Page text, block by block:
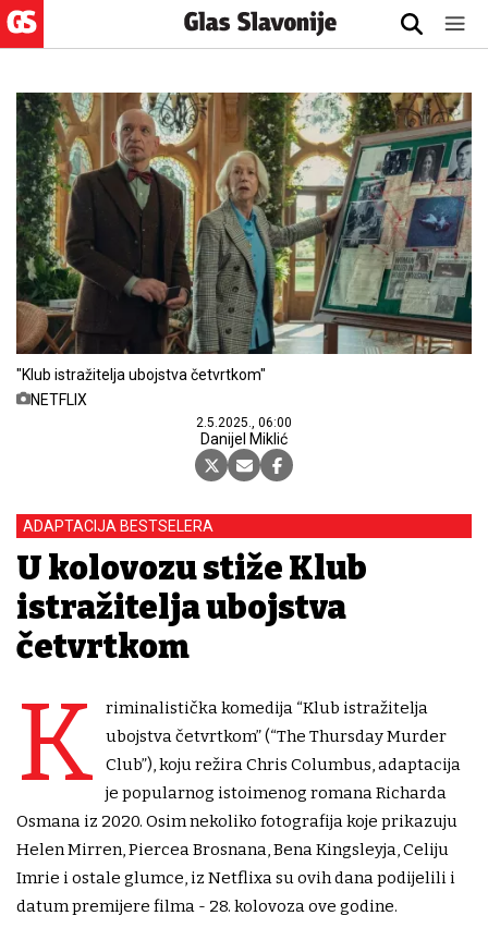
"Klub istražitelja ubojstva četvrtkom"
NETFLIX
2.5.2025., 06:00
Danijel Miklić
ADAPTACIJA BESTSELERA
U kolovozu stiže Klub
istražitelja ubojstva
četvrtkom
K
riminalistička komedija “Klub istražitelja
ubojstva četvrtkom” (“The Thursday Murder
Club”), koju režira Chris Columbus, adaptacija
je popularnog istoimenog romana Richarda
Osmana iz 2020. Osim nekoliko fotografija koje prikazuju
Helen Mirren, Piercea Brosnana, Bena Kingsleyja, Celiju
Imrie i ostale glumce, iz Netflixa su ovih dana podijelili i
datum premijere filma - 28. kolovoza ove godine.